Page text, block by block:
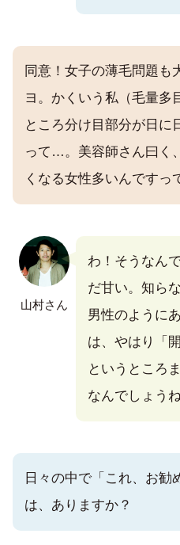
同意！女子の薄毛問題も
ヨ。かくいう私（毛量多
ところ分け目部分が日に
って…。美容師さん曰く
くなる女性多いんですっ
山村さん
わ！そうなん
だ甘い。知ら
男性のように
は、やはり「
というところ
なんでしょうね
日々の中で「これ、お勧
は、ありますか？